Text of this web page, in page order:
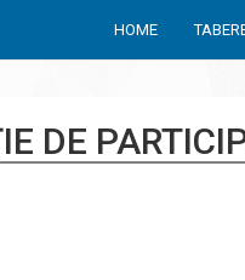
HOME
DE